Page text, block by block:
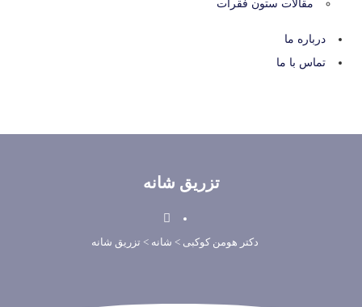
مقالات ستون فقرات
درباره ما
تماس با ما
تزریق شانه
دکتر هومن کوکبی>شانه> تزریق شانه